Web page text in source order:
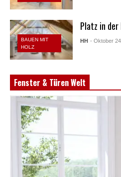
BAUEN MIT
HOLZ
Platz in
HH - Oktober
Fenster & Türen Welt